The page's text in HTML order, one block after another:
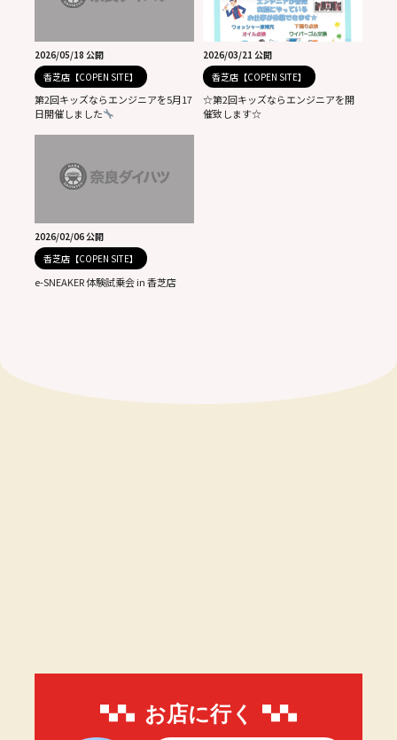
2026/05/18 公開
香芝店【COPEN SITE】
第2回キッズならエンジニアを5月17
日開催しました
2026/03/21 公開
香芝店【COPEN SITE】
☆第2回キッズならエンジニアを開
催致します☆
2026/02/06 公開
香芝店【COPEN SITE】
e-SNEAKER 体験試乗会 in 香芝店
お店に行く